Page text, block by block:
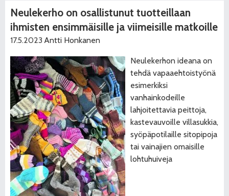
Neulekerho on osallistunut tuotteillaan
ihmisten ensimmäisille ja viimeisille matkoille
17.5.2023 Antti Honkanen
Neulekerhon ideana on
tehdä vapaaehtoistyönä
esimerkiksi
vanhainkodeille
lahjoitettavia peittoja,
kastevauvoille villasukkia,
syöpäpotilaille sitopipoja
tai vainajien omaisille
lohtuhuiveja